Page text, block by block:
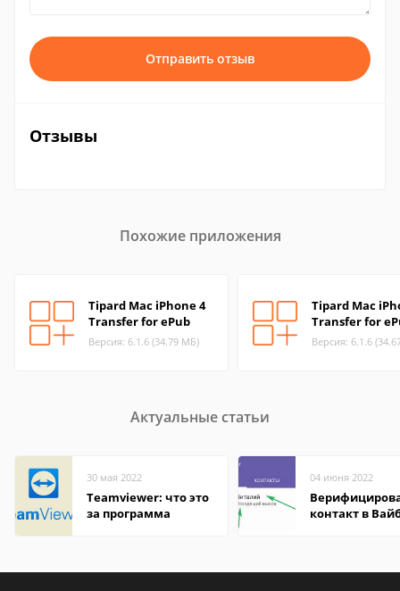
Отправить отзыв
Отзывы
Похожие приложения
Tipard Mac iPhone 4
Transfer for ePub
Версия: 6.1.6 (34.79 МБ)
Tipard Mac
Transfer for
Версия: 6.1.6
Актуальные статьи
30 мая 2022
Teamviewer: что это
за программа
04 июня 2022
контакт в